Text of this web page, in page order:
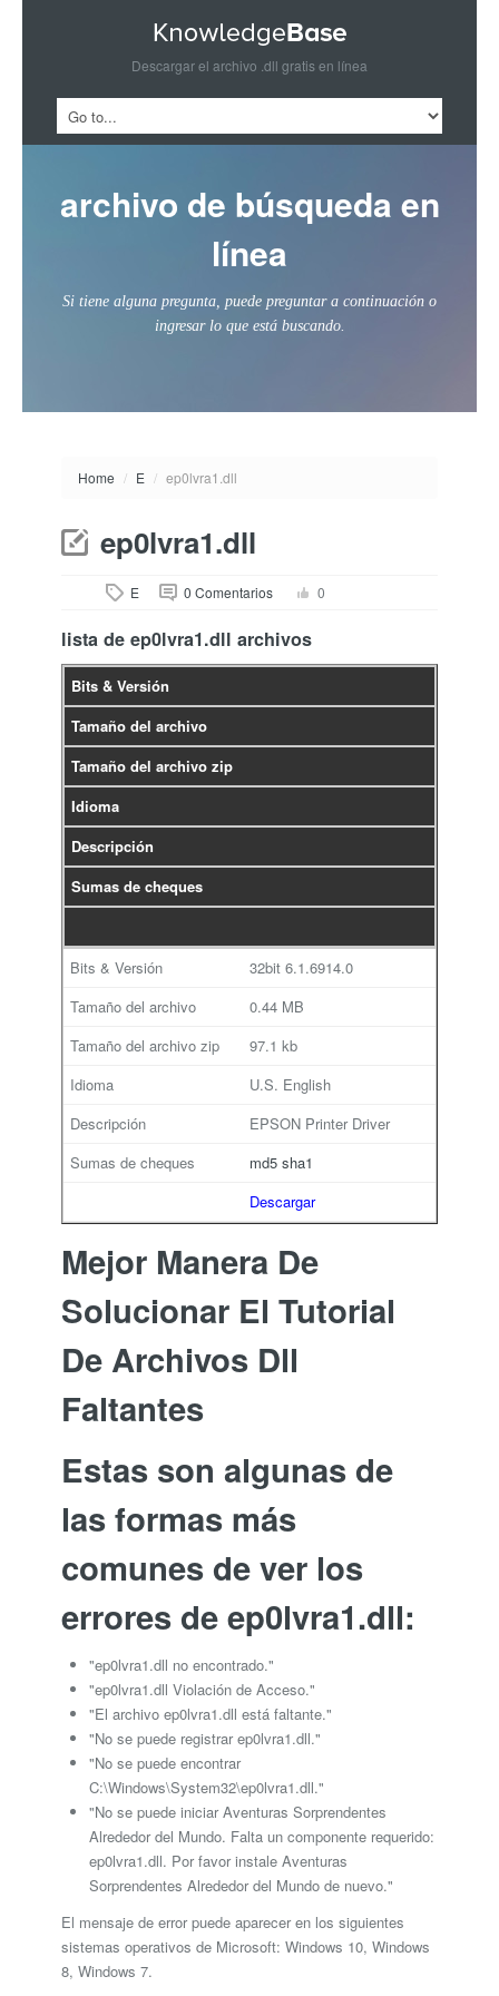
Descargar el archivo .dll gratis en línea
archivo de búsqueda en
línea
Si tiene alguna pregunta, puede preguntar a continuación o
ingresar lo que está buscando.
Home / E / ep0lvra1.dll
ep0lvra1.dll
E 0 Comentarios 0
lista de ep0lvra1.dll archivos
Bits & Versión
Tamaño del archivo
Tamaño del archivo zip
Idioma
Descripción
Sumas de cheques
32bit 6.1.6914.0
0.44 MB
97.1 kb
U.S. English
EPSON Printer Driver
md5 sha1
Descargar
Mejor Manera De
Solucionar El Tutorial
De Archivos Dll
Faltantes
Estas son algunas de
las formas más
comunes de ver los
errores de ep0lvra1.dll:
"ep0lvra1.dll no encontrado."
"ep0lvra1.dll Violación de Acceso."
"El archivo ep0lvra1.dll está faltante."
"No se puede registrar ep0lvra1.dll."
"No se puede encontrar
C:\Windows\System32\ep0lvra1.dll."
"No se puede iniciar Aventuras Sorprendentes
Alrededor del Mundo. Falta un componente requerido:
ep0lvra1.dll. Por favor instale Aventuras
Sorprendentes Alrededor del Mundo de nuevo."
El mensaje de error puede aparecer en los siguientes
sistemas operativos de Microsoft: Windows 10, Windows
8, Windows 7.